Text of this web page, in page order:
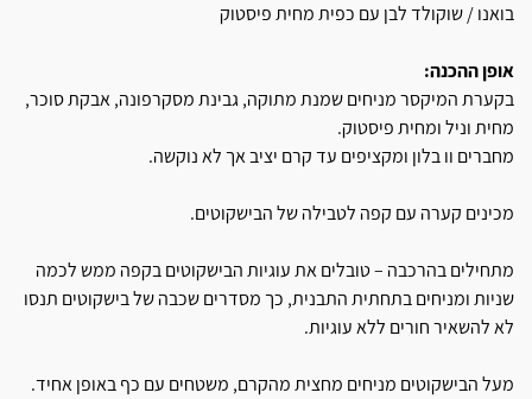
בואנו / שוקולד לבן עם כפית מחית פיסטוק
אופן ההכנה:
בקערת המיקסר מניחים שמנת מתוקה, גבינת מסקרפונה, אבקת סוכר,
מחית וניל ומחית פיסטוק.
מחברים וו בלון ומקציפים עד קרם יציב אך לא נוקשה.
מכינים קערה עם קפה לטבילה של הבישקוטים.
מתחילים בהרכבה – טובלים את עוגיות הבישקוטים בקפה ממש לכמה
שניות ומניחים בתחתית התבנית, כך מסדרים שכבה של בישקוטים תנסו
לא להשאיר חורים ללא עוגיות.
מעל הבישקוטים מניחים מחצית מהקרם, משטחים עם כף באופן אחיד.